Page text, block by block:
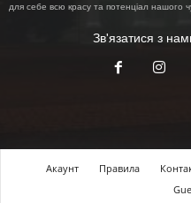
для себе всю красу та потенціал нашого
Зв'язатися з
Акаунт Правила